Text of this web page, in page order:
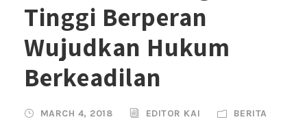
Tinggi Berperan
Wujudkan Hukum
Berkeadilan
MARCH 4, 2018 EDITOR KAI BERITA